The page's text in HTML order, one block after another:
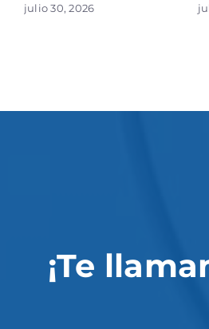
julio 30, 2026
¡Te